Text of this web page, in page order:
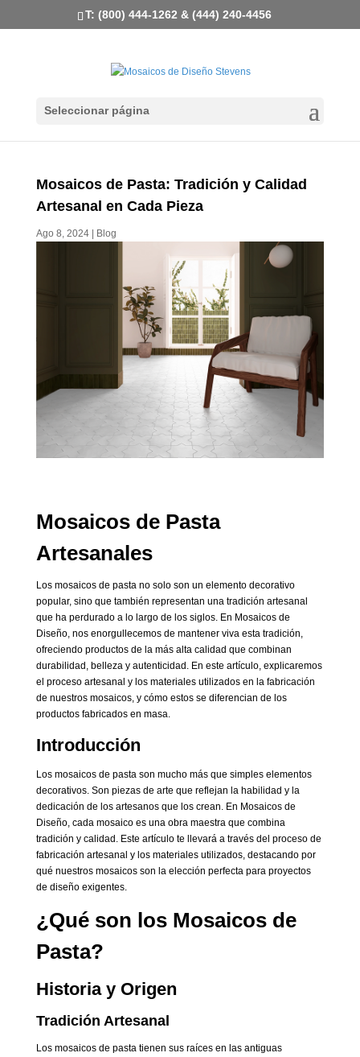
T: (800) 444-1262 & (444) 240-4456
Seleccionar página
Mosaicos de Pasta: Tradición y Calidad
Artesanal en Cada Pieza
Ago 8, 2024| Blog
Mosaicos de Pasta
Artesanales
Los mosaicos de pasta no solo son un elemento decorativo
popular, sino que también representan una tradición artesanal
que ha perdurado a lo largo de los siglos. En Mosaicos de
Diseño, nos enorgullecemos de mantener viva esta tradición,
ofreciendo productos de la más alta calidad que combinan
durabilidad, belleza y autenticidad. En este artículo, explicaremos
el proceso artesanal y los materiales utilizados en la fabricación
de nuestros mosaicos, y cómo estos se diferencian de los
productos fabricados en masa.
Introducción
Los mosaicos de pasta son mucho más que simples elementos
decorativos. Son piezas de arte que reflejan la habilidad y la
dedicación de los artesanos que los crean. En Mosaicos de
Diseño, cada mosaico es una obra maestra que combina
tradición y calidad. Este artículo te llevará a través del proceso de
fabricación artesanal y los materiales utilizados, destacando por
qué nuestros mosaicos son la elección perfecta para proyectos
de diseño exigentes.
¿Qué son los Mosaicos de
Pasta?
Historia y Origen
Tradición Artesanal
Los mosaicos de pasta tienen sus raíces en las antiguas